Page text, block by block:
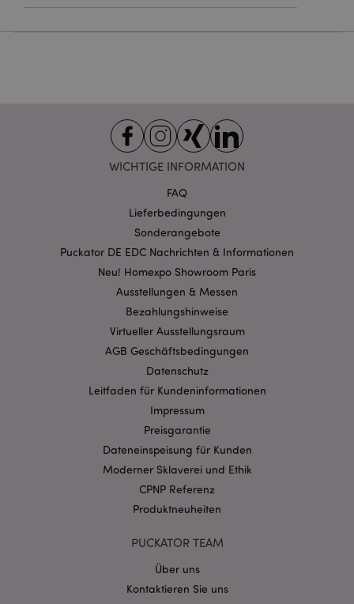
WICHTIGE INFORMATION
FAQ
Lieferbedingungen
Sonderangebote
Puckator DE EDC Nachrichten & Informationen
Neu! Homexpo Showroom Paris
Ausstellungen & Messen
Bezahlungshinweise
Virtueller Ausstellungsraum
AGB Geschäftsbedingungen
Datenschutz
Leitfaden für Kundeninformationen
Impressum
Preisgarantie
Dateneinspeisung für Kunden
Moderner Sklaverei und Ethik
CPNP Referenz
Produktneuheiten
PUCKATOR TEAM
Über uns
Kontaktieren Sie uns
Domain
PHPSESSID
PHP.net
.www.puckator.de
mage-messages
Datenschutzbestimmungen von Google